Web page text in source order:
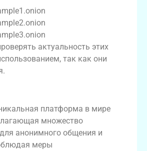
актуальность этих
так как они
платформа в мире
множество
анонимного общения и
меры